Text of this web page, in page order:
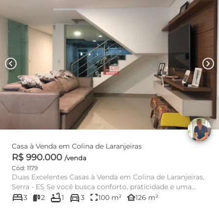
chevron_left chevron_right
Casa à Venda em Colina de Laranjeiras
R$ 990.000 /venda
Cód: 1179
Duas Excelentes Casas à Venda em Colina de Laranjeiras,
Serra - ES Se você busca conforto, praticidade e uma
localiz...
bed3 2 bathtub1 directions_car3 fullscreen100 m² other_houses126 m²